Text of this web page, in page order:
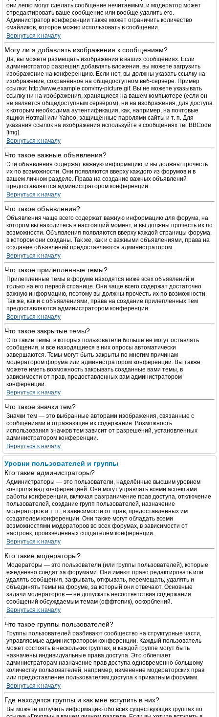
они легко могут сделать сообщение нечитаемым, и модератор может
отредактировать ваше сообщение или вообще удалить его.
Администратор конференции также может ограничить количество
смайликов, которое можно использовать в сообщении.
Вернуться к началу
Могу ли я добавлять изображения к сообщениям?
Да, вы можете размещать изображения в ваших сообщениях. Если
администратор разрешил добавлять вложения, вы можете загрузить
изображение на конференцию. Если нет, вы должны указать ссылку на
изображение, сохранённое на общедоступном веб-сервере. Пример
ссылки: http://www.example.com/my-picture.gif. Вы не можете указывать
ссылку ни на изображения, хранящиеся на вашем компьютере (если он
не является общедоступным сервером), ни на изображения, для доступа
к которым необходима аутентификация, как, например, на почтовые
ящики Hotmail или Yahoo, защищённые паролями сайты и т. п. Для
указания ссылок на изображения используйте в сообщениях тег BBCode
[img].
Вернуться к началу
Что такое важные объявления?
Эти объявления содержат важную информацию, и вы должны прочесть
их по возможности. Они появляются вверху каждого из форумов и в
вашем личном разделе. Права на создание важных объявлений
предоставляются администратором конференции.
Вернуться к началу
Что такое объявления?
Объявления чаще всего содержат важную информацию для форума, на
котором вы находитесь в настоящий момент, и вы должны прочесть их по
возможности. Объявления появляются вверху каждой страницы форума,
в котором они созданы. Так же, как и с важными объявлениями, права на
создание объявлений предоставляются администратором.
Вернуться к началу
Что такое прилепленные темы?
Прилепленные темы в форуме находятся ниже всех объявлений и
только на его первой странице. Они чаще всего содержат достаточно
важную информацию, поэтому вы должны прочесть их по возможности.
Так же, как и с объявлениями, права на создание прилепленных тем
предоставляются администратором конференции.
Вернуться к началу
Что такое закрытые темы?
Это такие темы, в которых пользователи больше не могут оставлять
сообщения, и все находящиеся в них опросы автоматически
завершаются. Темы могут быть закрыты по многим причинам
модератором форума или администратором конференции. Вы также
можете иметь возможность закрывать созданные вами темы, в
зависимости от прав, предоставленных вам администратором
конференции.
Вернуться к началу
Что такое значки тем?
Значки тем — это выбранные авторами изображения, связанные с
сообщениями и отражающие их содержание. Возможность
использования значков тем зависит от разрешений, установленных
администратором конференции.
Вернуться к началу
Уровни пользователей и группы
Кто такие администраторы?
Администраторы — это пользователи, наделённые высшим уровнем
контроля над конференцией. Они могут управлять всеми аспектами
работы конференции, включая разграничение прав доступа, отключение
пользователей, создание групп пользователей, назначение
модераторов и т. п., в зависимости от прав, предоставленных им
создателем конференции. Они также могут обладать всеми
возможностями модераторов во всех форумах, в зависимости от
настроек, произведённых создателем конференции.
Вернуться к началу
Кто такие модераторы?
Модераторы — это пользователи (или группы пользователей), которые
ежедневно следят за форумами. Они имеют право редактировать или
удалять сообщения, закрывать, открывать, перемещать, удалять и
объединять темы на форуме, за который они отвечают. Основные
задачи модераторов — не допускать несоответствия содержания
сообщений обсуждаемым темам (оффтопик), оскорблений.
Вернуться к началу
Что такое группы пользователей?
Группы пользователей разбивают сообщество на структурные части,
управляемые администратором конференции. Каждый пользователь
может состоять в нескольких группах, и каждой группе могут быть
назначены индивидуальные права доступа. Это облегчает
администраторам назначение прав доступа одновременно большому
количеству пользователей, например, изменение модераторских прав
или предоставление пользователям доступа к приватным форумам.
Вернуться к началу
Где находятся группы и как мне вступить в них?
Вы можете получить информацию обо всех существующих группах по